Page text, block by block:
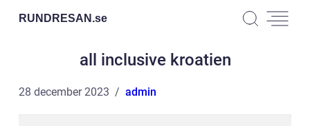
RUNDRESAN.se
all inclusive kroatien
28 december 2023 admin